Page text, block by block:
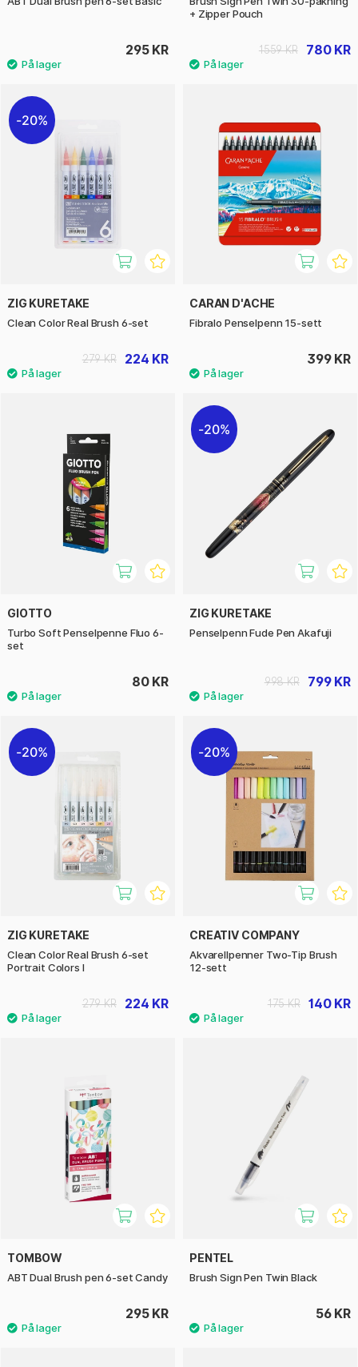
295 KR
+ Zipper Pouch
780 KR
1559 KR
20%
ZIG KURETAKE
Clean Color Real Brush 6-set
224 KR
279 KR
CARAN D'ACHE
Fibralo Penselpenn 15-sett
399 KR
GIOTTO
Turbo Soft Penselpenne Fluo 6-
set
80 KR
20%
ZIG KURETAKE
Penselpenn Fude Pen Akafuji
799 KR
998 KR
20%
ZIG KURETAKE
Clean Color Real Brush 6-set
Portrait Colors I
224 KR
279 KR
20%
CREATIV COMPANY
Akvarellpenner Two-Tip Brush
12-sett
140 KR
175 KR
TOMBOW
ABT Dual Brush pen 6-set Candy
295 KR
PENTEL
Brush Sign Pen Twin Black
56 KR